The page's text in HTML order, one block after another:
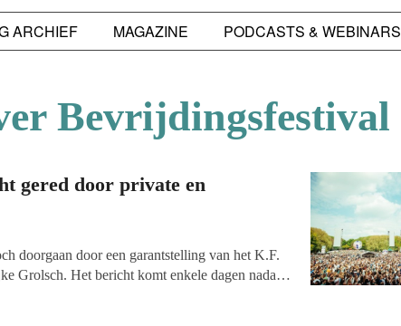
ARCHIEF MAGAZINE PODCASTS & WEBINARS
Bevrijdingsfestival
gered door private en
doorgaan door een garantstelling van het K.F.
Grolsch. Het bericht komt enkele dagen nadat